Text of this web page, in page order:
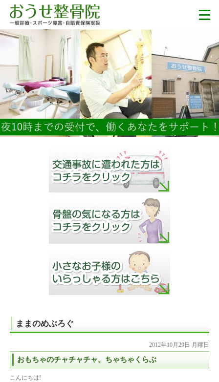
ままのめぶろぐ
2012年10月29日 月曜日
おもちゃのチャチャチャ。ちゃちゃくらぶ
こんにちは!